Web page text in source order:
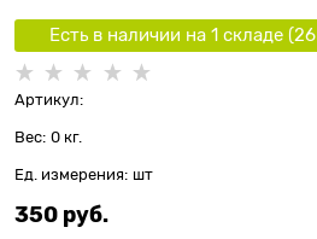
Есть в наличии на 1 складe (26
Артикул:
Вес: 0 кг.
Ед. измерения: шт
350 руб.